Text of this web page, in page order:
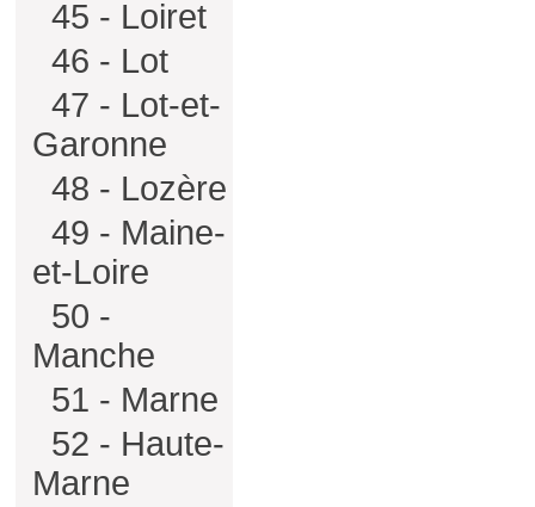
45 - Loiret
46 - Lot
47 - Lot-et-
Garonne
48 - Lozère
49 - Maine-
et-Loire
50 -
Manche
51 - Marne
52 - Haute-
Marne